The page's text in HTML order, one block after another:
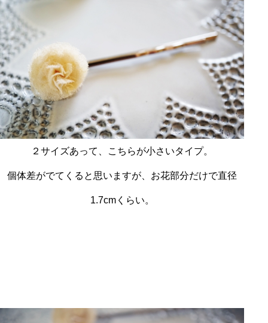
２サイズあって、こちらが小さいタイプ。
個体差がでてくると思いますが、お花部分だけで直径
1.7cmくらい。